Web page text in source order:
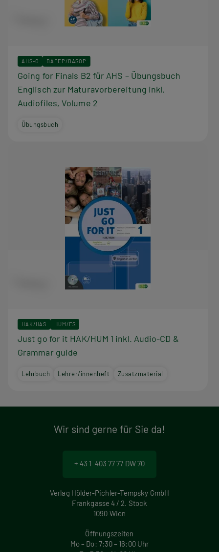
AHS-O BAFEP/BASOP
Going for Finals B2 für AHS – Übungsbuch
Englisch zur Maturavorbereitung inkl.
Audiofiles, Volume 2
Übungsbuch
HAK/HAS HUM/FS
Just go for it HAK/HUM 1 inkl. Audio-CD &
Grammar guide
Lehrbuch Lehrer/innenheft Zusatzmaterial
Wir sind gerne für Sie da!
+ 43 1 403 77 77 DW 70
Verlag Hölder-Pichler-Tempsky GmbH
Frankgasse 4 / 2. Stock
1090 Wien
Öffnungszeiten
Mo – Do: 7:30 – 16:00 Uhr